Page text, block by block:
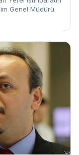
Genel Müdürü